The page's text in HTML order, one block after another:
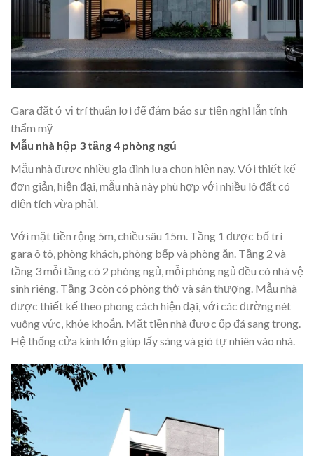
Gara đặt ở vị trí thuận lợi để đảm bảo sự tiện nghi lẫn tính
thẩm mỹ
Mẫu nhà hộp 3 tầng 4 phòng ngủ
Mẫu nhà được nhiều gia đình lựa chọn hiện nay. Với thiết kế
đơn giản, hiện đại, mẫu nhà này phù hợp với nhiều lô đất có
diện tích vừa phải.
Với mặt tiền rộng 5m, chiều sâu 15m. Tầng 1 được bố trí
gara ô tô, phòng khách, phòng bếp và phòng ăn. Tầng 2 và
tầng 3 mỗi tầng có 2 phòng ngủ, mỗi phòng ngủ đều có nhà vệ
sinh riêng. Tầng 3 còn có phòng thờ và sân thượng. Mẫu nhà
được thiết kế theo phong cách hiện đại, với các đường nét
vuông vức, khỏe khoắn. Mặt tiền nhà được ốp đá sang trọng.
Hệ thống cửa kính lớn giúp lấy sáng và gió tự nhiên vào nhà.